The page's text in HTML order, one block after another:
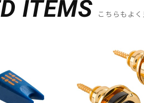
ITEMS こちらもよ